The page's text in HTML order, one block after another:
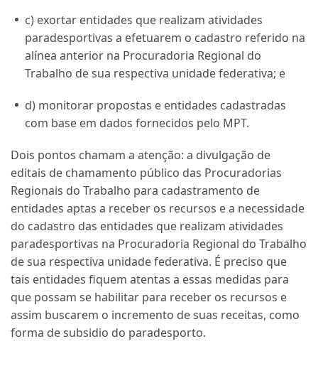
c) exortar entidades que realizam atividades
paradesportivas a efetuarem o cadastro referido na
alínea anterior na Procuradoria Regional do
Trabalho de sua respectiva unidade federativa; e
d) monitorar propostas e entidades cadastradas
com base em dados fornecidos pelo MPT.
Dois pontos chamam a atenção: a divulgação de
editais de chamamento público das Procuradorias
Regionais do Trabalho para cadastramento de
entidades aptas a receber os recursos e a necessidade
do cadastro das entidades que realizam atividades
paradesportivas na Procuradoria Regional do Trabalho
de sua respectiva unidade federativa. É preciso que
tais entidades fiquem atentas a essas medidas para
que possam se habilitar para receber os recursos e
assim buscarem o incremento de suas receitas, como
forma de subsidio do paradesporto.